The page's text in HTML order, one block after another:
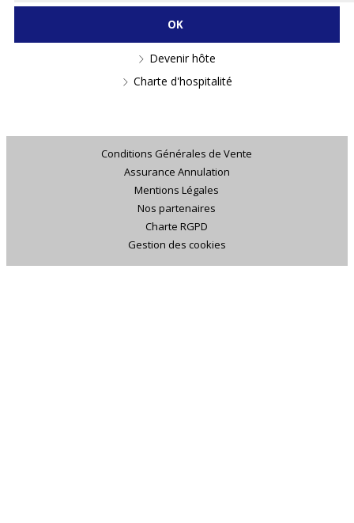
Devenir hôte
Charte d'hospitalité
Conditions Générales de Vente
Assurance Annulation
Mentions Légales
Nos partenaires
Charte RGPD
Gestion des cookies